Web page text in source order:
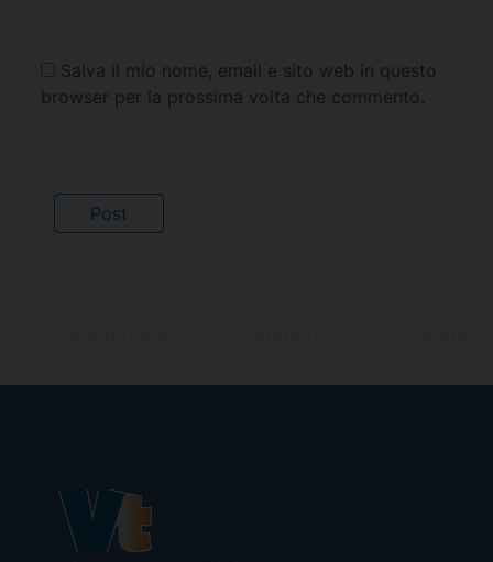
Salva il mio nome, email e sito web in questo
browser per la prossima volta che commento.